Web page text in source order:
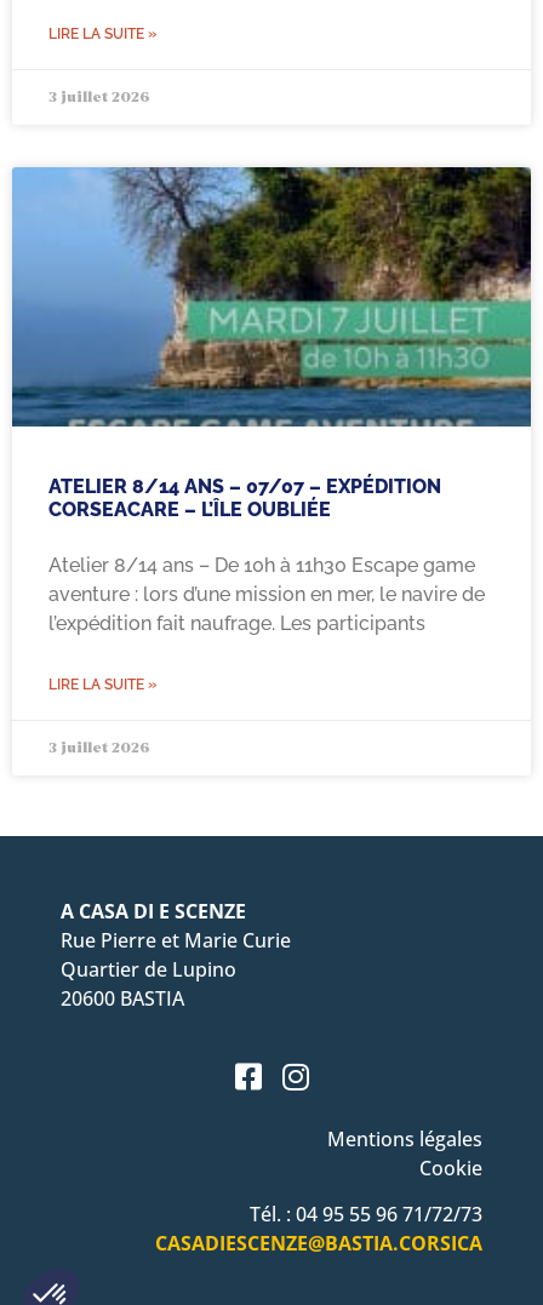
LIRE LA SUITE »
3 juillet 2026
ATELIER 8/14 ANS – 07/07 – EXPÉDITION
CORSEACARE – L’ÎLE OUBLIÉE
Atelier 8/14 ans – De 10h à 11h30 Escape game
aventure : lors d’une mission en mer, le navire de
l’expédition fait naufrage. Les participants
LIRE LA SUITE »
3 juillet 2026
A CASA DI E SCENZE
Rue Pierre et Marie Curie
Quartier de Lupino
20600 BASTIA
Mentions légales
Cookie
Tél. : 04 95 55 96 71/72/73
CASADIESCENZE@BASTIA.CORSICA